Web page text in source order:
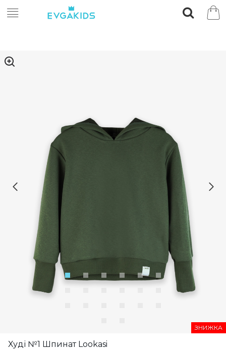
ЗНИЖКА
Худі №1 Шпинат Lookasi